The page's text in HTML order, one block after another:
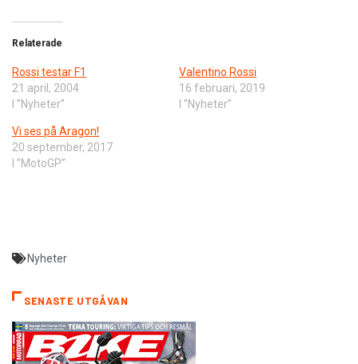
Relaterade
Rossi testar F1
21 april, 2004
I ”Nyheter”
Valentino Rossi
16 februari, 2019
I ”Nyheter”
Vi ses på Aragon!
20 september, 2017
I ”MotoGP”
Nyheter
SENASTE UTGÅVAN